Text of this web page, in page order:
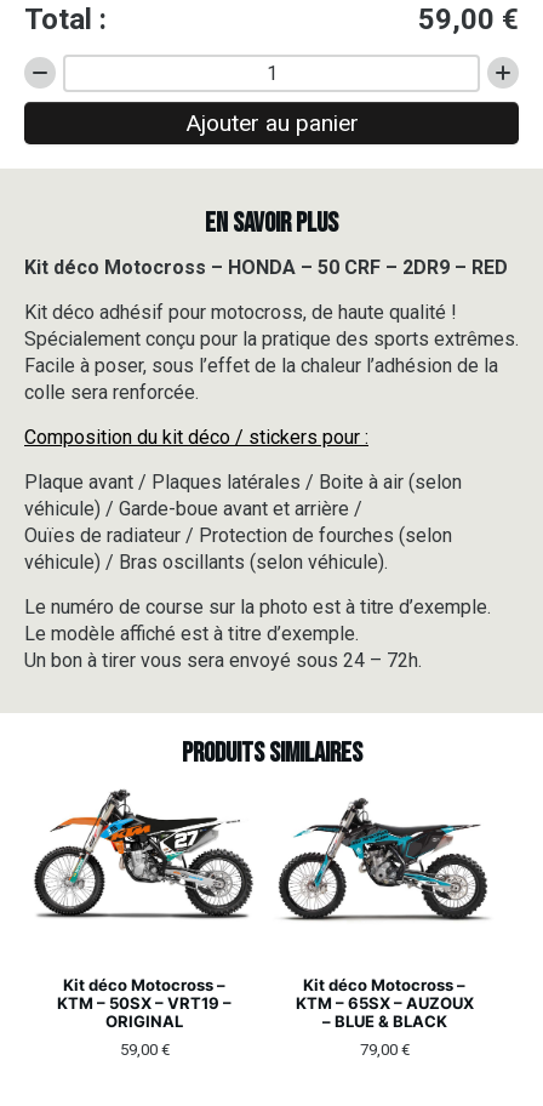
Total : 59,00 €
quantité
de
déco
Motocross
50
-
2DR9
-
RED
Ajouter au panier
EN SAVOIR PLUS
Kit déco Motocross – HONDA – 50 CRF – 2DR9 – RED
Kit déco adhésif pour motocross, de haute qualité !
Spécialement conçu pour la pratique des sports extrêmes.
Facile à poser, sous l’effet de la chaleur l’adhésion de la
colle sera renforcée.
Composition du kit déco / stickers pour :
Plaque avant / Plaques latérales / Boite à air (selon
véhicule) / Garde-boue avant et arrière /
Ouïes de radiateur / Protection de fourches (selon
véhicule) / Bras oscillants (selon véhicule).
Le numéro de course sur la photo est à titre d’exemple.
Le modèle affiché est à titre d’exemple.
Un bon à tirer vous sera envoyé sous 24 – 72h.
Produits similaires
Kit déco Motocross –
KTM – 50SX – VRT19 –
ORIGINAL
59,00 €
Kit déco Motocross –
KTM – 65SX – AUZOUX
– BLUE & BLACK
79,00 €